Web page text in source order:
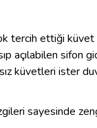
tercih ettiği
açılabilen sifon
küvetleri ister
sayesinde